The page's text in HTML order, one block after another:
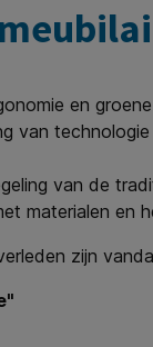
en
van
van de
materialen en
zijn